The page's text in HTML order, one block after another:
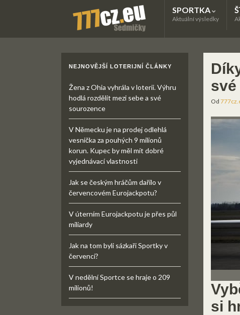
SPORTKA
Aktuální výsledky
Od
si
NEJNOVĚJŠÍ LOTERIJNÍ ČLÁNKY
Žena z Ohia vyhrála v loterii. Výhru
hodlá rozdělit mezi sebe a své
sourozence
V Německu je na prodej odlehlá
vesnička za pouhých 9 milionů
korun. Kupec by měl mít dobré
vyjednávací vlastnosti
Jak se českým hráčům dařilo v
červencovém Eurojackpotu?
V úterním Eurojackpotu je přes půl
miliardy
Jak na tom byli sázkaři Sportky v
červenci?
V nedělní Sportce se hraje o 209
milionů!